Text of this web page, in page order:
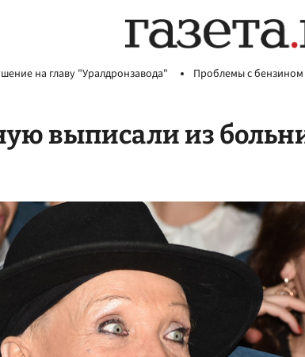
на главу "Уралдронзавода" Проблемы с бензином
выписали из